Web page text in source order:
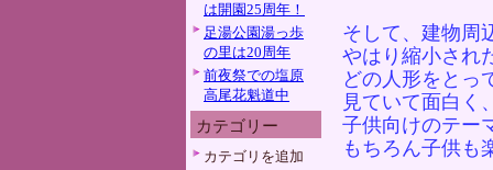
は開園25周年！
足湯公園湯っ歩
の里は20周年
前夜祭での塩原
高尾花魁道中
カテゴリー
カテゴリを追加
そして、建物周
やはり縮小され
どの人形をとっ
見ていて面白く
子供向けのテー
もちろん子供も